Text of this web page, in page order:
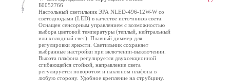
Б0052766
Настольный светильник ЭРА NLED-496-12W-W со
светодиодами (LED) в качестве источников света.
Оснащен сенсорным управлением с возможностью
выбора цветовой температуры (теплый, нейтральный
или холодный свет). Плавный диммер для
регулировки яркости. Светильник сохраняет
выбранные настройки при включении-выключении.
Высота плафона регулируется двухсекционной
сгибающейся стойкой, направление света
регулируется поворотом и наклоном плафона в
любую сторону. Удобное крепление на струбцину.